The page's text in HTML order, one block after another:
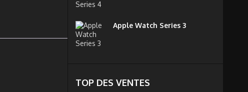
Apple Watch Series 3
TOP DES VENTES